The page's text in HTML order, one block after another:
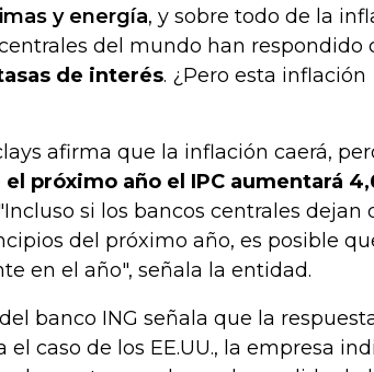
y energía, y sobre todo de la
del mundo han respondido
de interés. ¿Pero esta inflación
afirma que la inflación caerá,
el próximo año el IPC aumentará
si los bancos centrales dejan
del próximo año, es posible
en el año", señala la entidad.
banco ING señala que la
caso de los EE.UU., la empresa